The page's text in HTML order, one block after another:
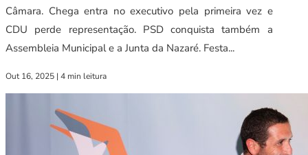
Câmara. Chega entra no executivo pela primeira vez e
CDU perde representação. PSD conquista também a
Assembleia Municipal e a Junta da Nazaré. Festa...
Out 16, 2025 | 4 min leitura